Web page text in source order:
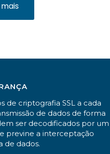
de criptografia SSL a cada
de dados de forma
ser decodificados por um
previne a interceptação
de dados.